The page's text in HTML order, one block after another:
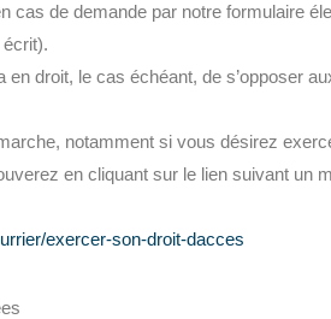
cas de demande par notre formulaire
en droit, le cas échéant, de s’opposer
notamment si vous désirez
en cliquant sur le lien suivant un
exercer-son-droit-dacces